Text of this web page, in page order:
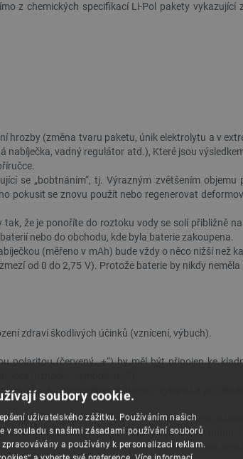
z chemických specifikací Li-Pol pakety
hrozby (změna tvaru paketu, únik elektrolytu a v
vadný regulátor atd.), Které jsou
se „bobtnáním“, tj. Výrazným zvětšením
pokusit se znovu použít nebo regenerovat
že je ponoříte do roztoku vody se solí přibližně
nebo do obchodu, kde byla baterie zakoupena.
(měřeno v mAh) bude vždy o něco nižší než
od 0 do 2,75 V). Protože baterie by nikdy
zdraví škodlivých účinků (vznícení, výbuch).
(červený „+“) by měl být připojen ke
(označen symbolem „-“).
vést k nepřesnému nabíjení / vybíjení a při
pozornost řádné ochraně obalu jak během
tvrdými předměty ani nešlapejte po obalu
vedlejší účinky. Nepřepravujte ani
soubory cookie.
uživatelského zážitku. Používáním našich
v souladu s našimi zásadami používání souborů
a používány k personalizaci reklam.